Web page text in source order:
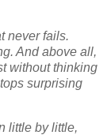
never fails.
And above all,
without thinking
surprising
little by little,